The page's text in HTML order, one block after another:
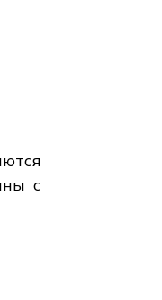
с